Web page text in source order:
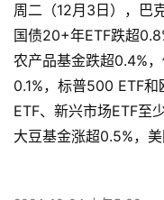
首
页
周二（12月3日），巴
国债20+年ETF跌超
农产品基金跌超0.4%
0.1%，标普500 ETF
ETF、新兴市场ETF至
大豆基金涨超0.5%，